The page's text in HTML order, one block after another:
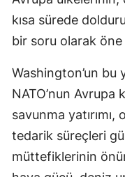
kısa sürede
bir soru olarak öne
Washington’un bu
NATO’nun Avrupa
savunma
tedarik süreçleri
müttefiklerinin